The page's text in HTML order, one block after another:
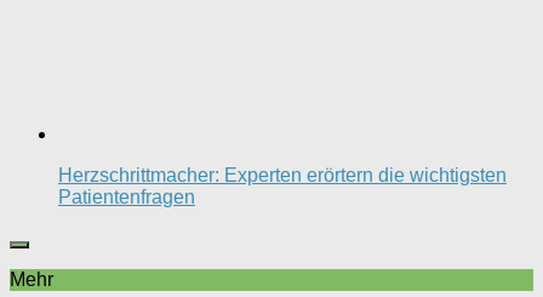
Herzschrittmacher: Experten erörtern die wichtigsten
Patientenfragen
Mehr